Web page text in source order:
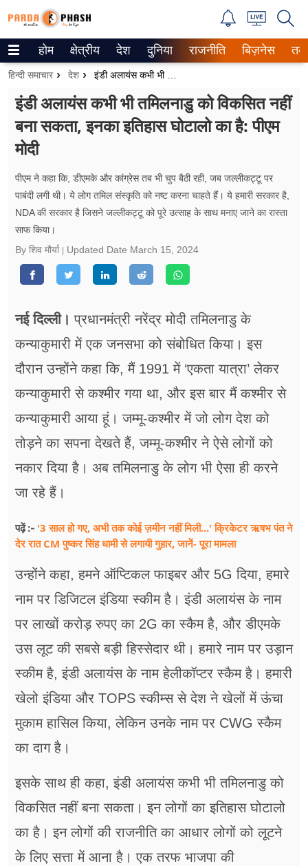
Trending on Google News
ePaper
वेब स्टोरीज
उत्तर प्रदेश
गैलरी
वीडियो
रिलेशनशिप
जीवन मंत्रा
फूड
सेहत
ब्‍यूटी
शिक्षा
अन्य खबरें
होम क्षेत्रीय देश दुनिया राजनीति बिज़नेस
हिन्दी समाचार देश
इंडी अलायंस कभी भी तमिलनाडु को विकसित नहीं
बना सकता, इनका इतिहास घोटालो का है: पीएम
मोदी
पीएम ने कहा कि, डीएमके और कांग्रेस तब भी चुप बैठी रही, जब जल्लीकट्टू पर
पाबंदी लगी थी। ये लोग तमिल संस्कृति को नष्ट करना चाहते हैं। ये हमारी सरकार है,
NDA की सरकार है जिसने जल्लीकट्टू को पूरे उत्साह के साथ मनाए जाने का रास्ता
साफ किया।
By शिव मौर्या
Updated Date March 15, 2024
नई दिल्ली। प्रधानमंत्री नरेंद्र मोदी तमिलनाडु के
कन्याकुमारी में एक जनसभा को संबोधित किया। इस
दौरान उन्होंने कहा कि, मैं 1991 में ‘एकता यात्रा’ लेकर
कन्याकुमारी से कश्मीर गया था, और इस बार मैं कश्मीर से
कन्याकुमारी आया हूं। जम्मू-कश्मीर में जो लोग देश को
तोड़ने का सपना देखते हैं, जम्मू-कश्मीर ने ऐसे लोगों को
नकार दिया है। अब तमिलनाडु के लोग भी ऐसा ही करने
जा रहे हैं।
पढ़ें :- '3 साल हो गए, अभी तक कोई ज़मीन नहीं मिली...' क्रिकेटर ऋषभ पंत ने
देर रात CM पुष्कर सिंह धामी से लगायी गुहार, जानें- पूरा मामला
उन्होंने कहा, हमने ऑप्टिकल फाइबर और 5G दिया, हमारे
नाम पर डिजिटल इंडिया स्कीम है। इंडी अलायंस के नाम
पर लाखों करोड़ रुपए का 2G का स्कैम है, और डीएमके
उस लूट की सबसे बड़ी हिस्सेदार थी। हमारे नाम पर उड़ान
स्कीम है, इंडी अलायंस के नाम हेलीकॉप्टर स्कैम है। हमारी
खेलो इंडिया और TOPS स्कीम्स से देश ने खेलों में ऊंचा
मुकाम हासिल किया, लेकिन उनके नाम पर CWG स्कैम
का दाग है।
इसके साथ ही कहा, इंडी अलायंस कभी भी तमिलनाडु को
विकसित नहीं बना सकता। इन लोगों का इतिहास घोटालो
का है। इन लोगों की राजनीति का आधार लोगों को लूटने
के लिए सत्ता में आना है। एक तरफ भाजपा की